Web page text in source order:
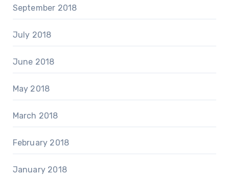
September 2018
July 2018
June 2018
May 2018
March 2018
February 2018
January 2018